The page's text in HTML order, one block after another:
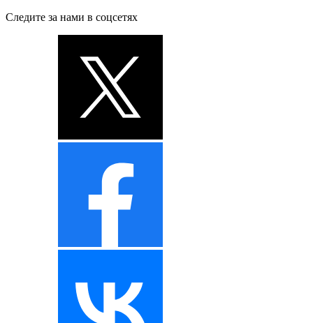
Следите за нами в соцсетях